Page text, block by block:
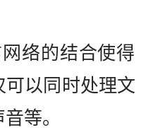
以同时处理文
等。